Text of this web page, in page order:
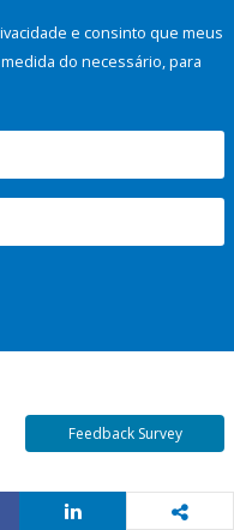
e consinto que meus
do necessário, para
Feedback Survey